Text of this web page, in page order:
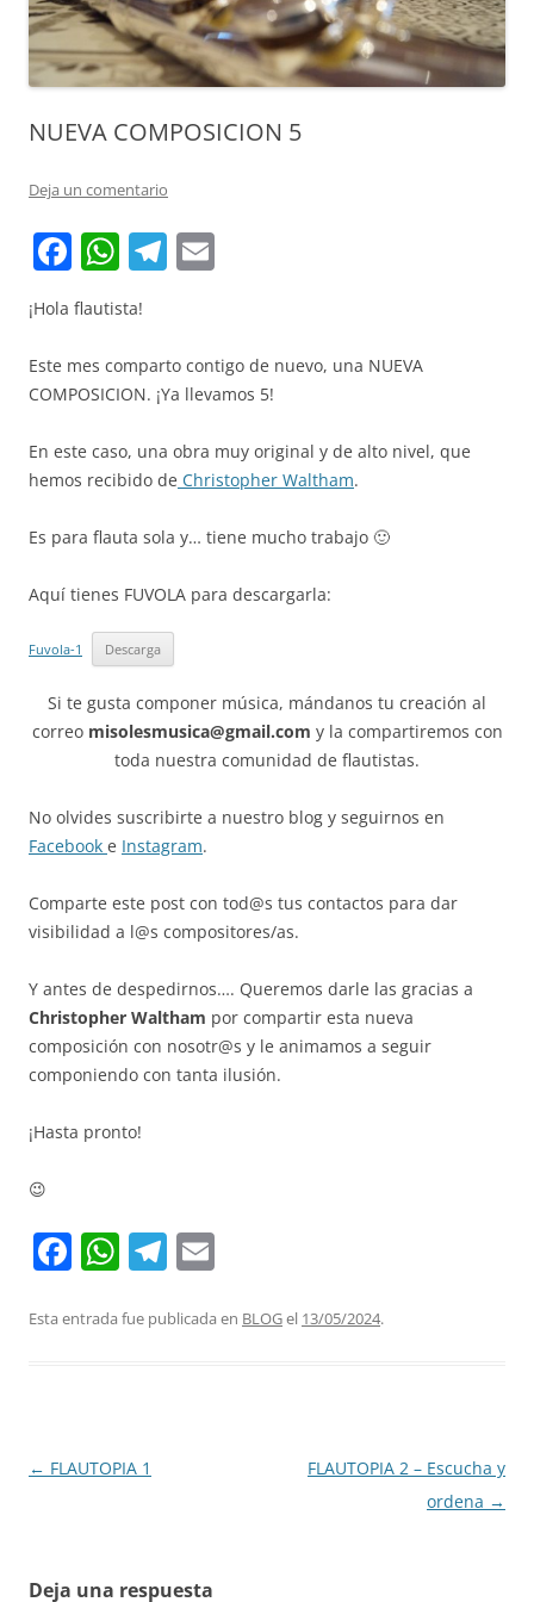
NUEVA COMPOSICION 5
Deja un comentario
F
a
c
e
b
o
o
W
h
at
s
A
p
p
T
gr
a
m
l
¡Hola flautista!
Este mes comparto contigo de nuevo, una NUEVA
COMPOSICION. ¡Ya llevamos 5!
En este caso, una obra muy original y de alto nivel, que
hemos recibido de Christopher Waltham.
Es para flauta sola y… tiene mucho trabajo 🙂
Aquí tienes FUVOLA para descargarla:
Fuvola-1 Descarga
Si te gusta componer música, mándanos tu creación al
correo misolesmusica@gmail.com y la compartiremos con
toda nuestra comunidad de flautistas.
No olvides suscribirte a nuestro blog y seguirnos en
Facebook e Instagram.
Comparte este post con tod@s tus contactos para dar
visibilidad a l@s compositores/as.
Y antes de despedirnos…. Queremos darle las gracias a
Christopher Waltham por compartir esta nueva
composición con nosotr@s y le animamos a seguir
componiendo con tanta ilusión.
¡Hasta pronto!
😉
F
c
o
W
at
p
T
e ai
Esta entrada fue publicada en BLOGel 13/05/2024.
Navegación
← FLAUTOPIA 1
FLAUTOPIA 2 – Escucha y
ordena →
Deja una respuesta